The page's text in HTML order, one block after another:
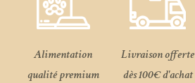
Alimentation
qualité premium
Livraison offerte
dès 100€ d'achat